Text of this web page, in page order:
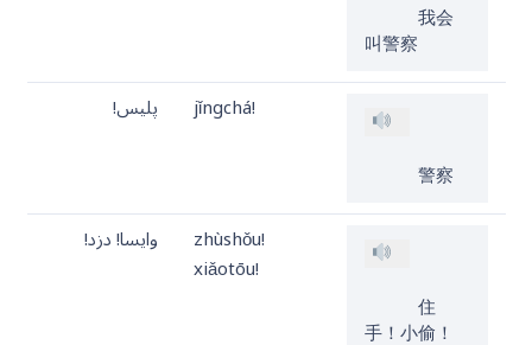
叫警察
     警察
jǐngchá! پلیس!
手！小偷！
zhùshǒu!
xiǎotōu!
وایسا! دزد!